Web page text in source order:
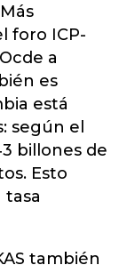
foro ICP-
a
es
está
según el
billones de
Esto
también